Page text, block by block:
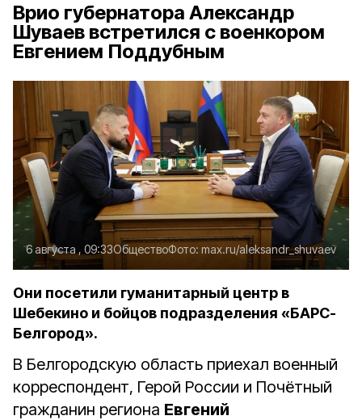
Врио губернатора Александр
Шуваев встретился с военкором
Евгением Поддубным
6 августа , 09:33ОбществоФото: max.ru/aleksandr_shuvaev
Они посетили гуманитарный центр в
Шебекино и бойцов подразделения «БАРС-
Белгород».
В Белгородскую область приехал военный
корреспондент, Герой России и Почётный
гражданин региона Евгений